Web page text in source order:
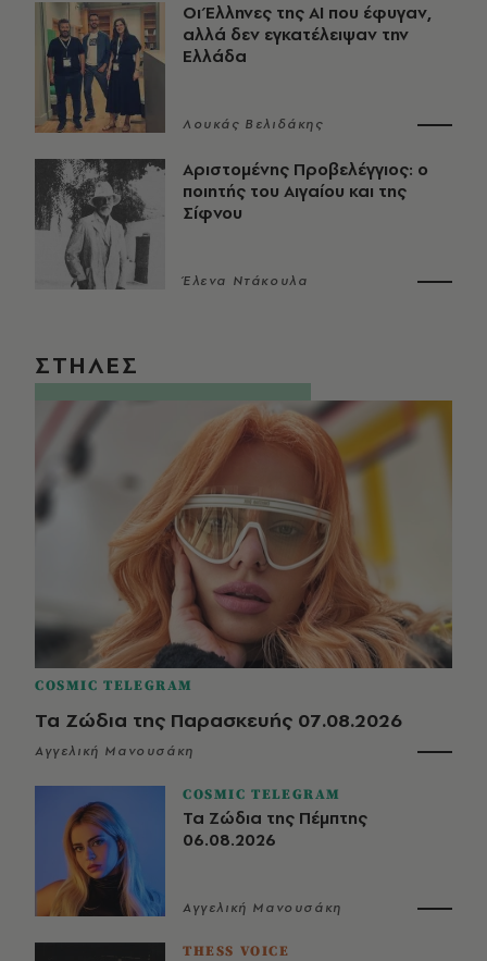
Οι Έλληνες της ΑΙ που έφυγαν,
αλλά δεν εγκατέλειψαν την
Ελλάδα
Λουκάς Βελιδάκης
Αριστομένης Προβελέγγιος: ο
ποιητής του Αιγαίου και της
Σίφνου
Έλενα Ντάκουλα
ΣΤΗΛΕΣ
COSMIC TELEGRAM
Τα Ζώδια της Παρασκευής 07.08.2026
Αγγελική Μανουσάκη
COSMIC TELEGRAM
Τα Ζώδια της Πέμπτης
06.08.2026
Αγγελική Μανουσάκη
THESS VOICE